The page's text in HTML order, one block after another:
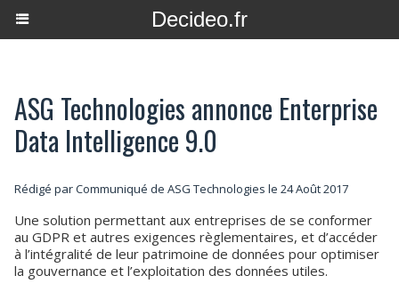
Decideo.fr
ASG Technologies annonce Enterprise
Data Intelligence 9.0
Rédigé par Communiqué de ASG Technologies le 24 Août 2017
Une solution permettant aux entreprises de se conformer
au GDPR et autres exigences règlementaires, et d’accéder
à l’intégralité de leur patrimoine de données pour optimiser
la gouvernance et l’exploitation des données utiles.